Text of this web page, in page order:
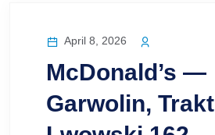
April 8, 2026
McDonald’s —
Garwolin, Trakt